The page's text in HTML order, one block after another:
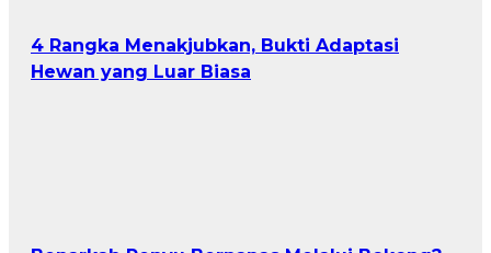
4 Rangka Menakjubkan, Bukti Adaptasi
Hewan yang Luar Biasa